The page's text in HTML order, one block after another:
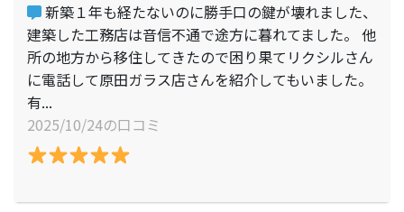
新築１年も経たないのに勝手口の鍵が壊れました、
建築した工務店は音信不通で途方に暮れてました。 他
所の地方から移住してきたので困り果てリクシルさん
に電話して原田ガラス店さんを紹介してもいました。
有...
2025/10/24の口コミ